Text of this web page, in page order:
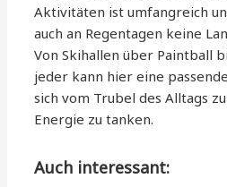
Aktivitäten ist umfangreich
auch an Regentagen keine
Von Skihallen über Paintball
jeder kann hier eine
sich vom Trubel des Alltags
Energie zu tanken.
Auch interessant: